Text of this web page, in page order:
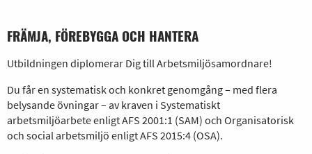
FRÄMJA, FÖREBYGGA OCH HANTERA
Utbildningen diplomerar Dig till Arbetsmiljösamordnare!
Du får en systematisk och konkret genomgång – med flera
belysande övningar – av kraven i Systematiskt
arbetsmiljöarbete enligt AFS 2001:1 (SAM) och Organisatorisk
och social arbetsmiljö enligt AFS 2015:4 (OSA).